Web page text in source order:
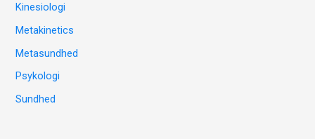
Kinesiologi
Metakinetics
Metasundhed
Psykologi
Sundhed